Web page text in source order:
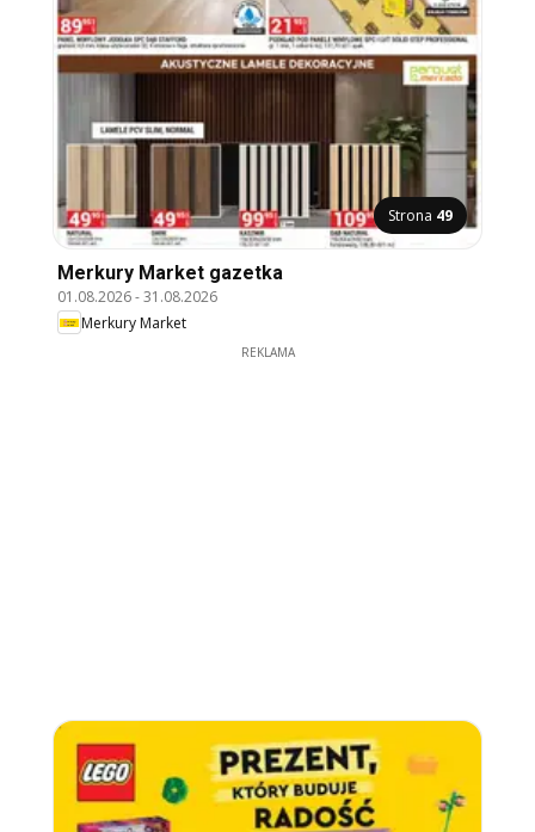
Strona 49
Merkury Market gazetka
01.08.2026-31.08.2026
Merkury Market
REKLAMA